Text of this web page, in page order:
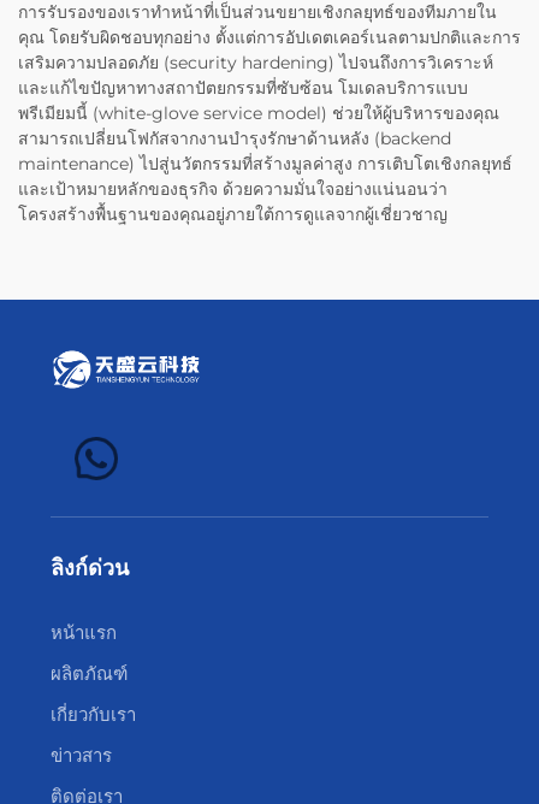
การรับรองของเราทำหน้าที่เป็นส่วนขยายเชิงกลยุทธ์ของทีมภายใน
คุณ โดยรับผิดชอบทุกอย่าง ตั้งแต่การอัปเดตเคอร์เนลตามปกติและการ
เสริมความปลอดภัย (security hardening) ไปจนถึงการวิเคราะห์
และแก้ไขปัญหาทางสถาปัตยกรรมที่ซับซ้อน โมเดลบริการแบบ
พรีเมียมนี้ (white-glove service model) ช่วยให้ผู้บริหารของคุณ
สามารถเปลี่ยนโฟกัสจากงานบำรุงรักษาด้านหลัง (backend
maintenance) ไปสู่นวัตกรรมที่สร้างมูลค่าสูง การเติบโตเชิงกลยุทธ์
และเป้าหมายหลักของธุรกิจ ด้วยความมั่นใจอย่างแน่นอนว่า
โครงสร้างพื้นฐานของคุณอยู่ภายใต้การดูแลจากผู้เชี่ยวชาญ
ลิงก์ด่วน
หน้าแรก
ผลิตภัณฑ์
เกี่ยวกับเรา
ข่าวสาร
ติดต่อเรา